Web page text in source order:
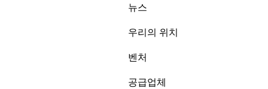
뉴스
우리의 위치
벤처
공급업체